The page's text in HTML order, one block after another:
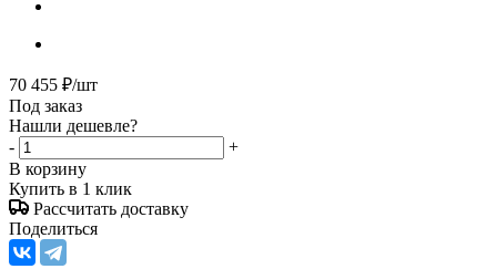
70 455 ₽/шт
Под заказ
Нашли дешевле?
-
+
В корзину
Купить в 1 клик
Рассчитать доставку
Поделиться